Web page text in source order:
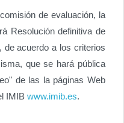
de evaluación, la
Resolución definitiva de
de acuerdo a los criterios
que se hará pública
de las la páginas Web
IMIB www.imib.es.